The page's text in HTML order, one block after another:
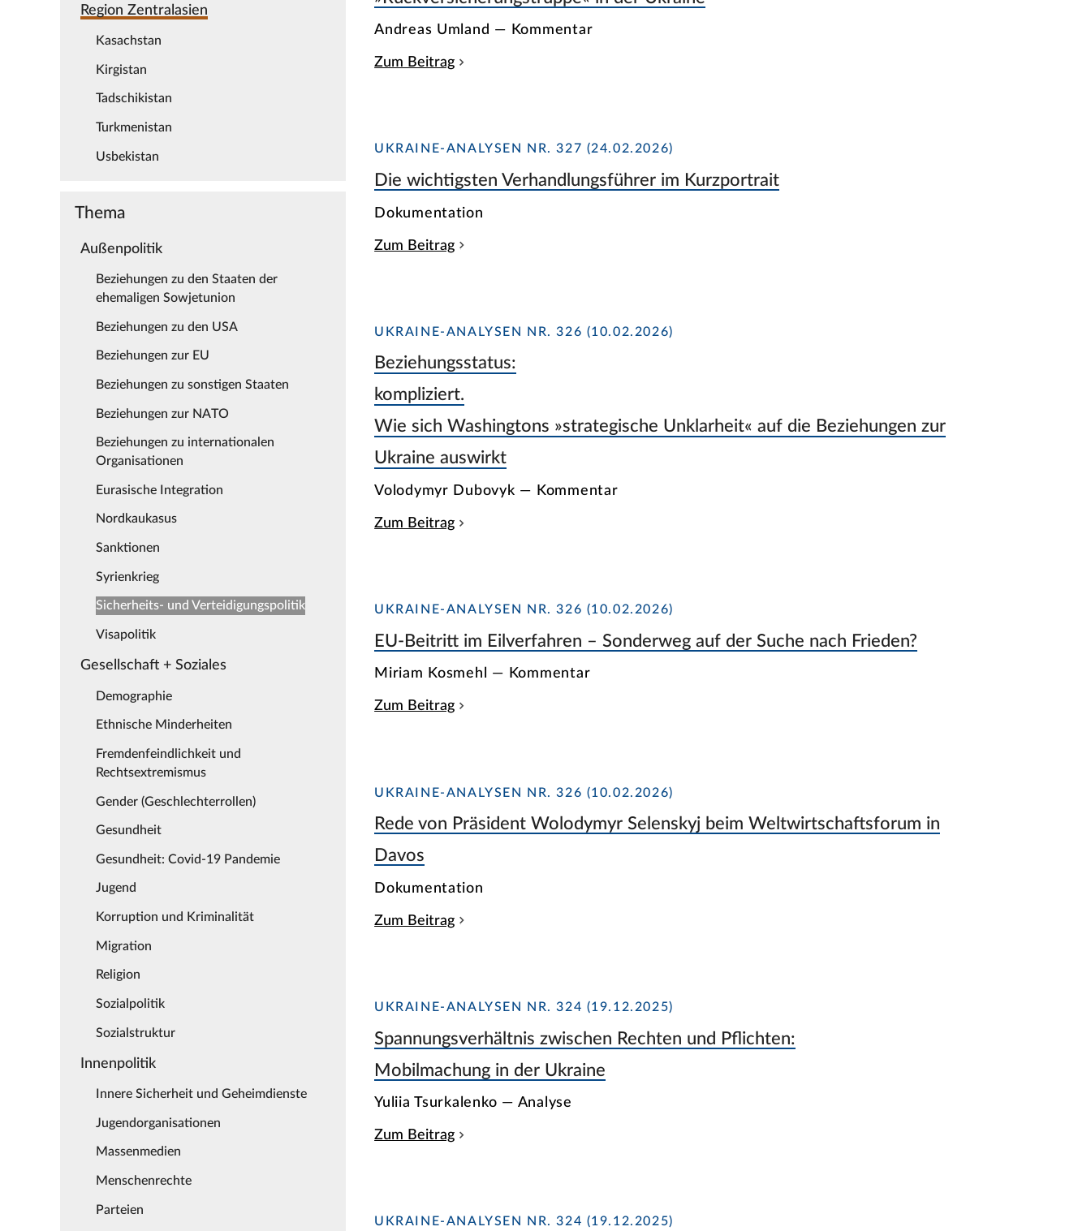
Region Zentralasien
Kasachstan
Kirgistan
Tadschikistan
Turkmenistan
Usbekistan
Thema
Außenpolitik
Beziehungen zu den Staaten der
ehemaligen Sowjetunion
Beziehungen zu den USA
Beziehungen zur EU
Beziehungen zu sonstigen Staaten
Beziehungen zur NATO
Beziehungen zu internationalen
Organisationen
Eurasische Integration
Nordkaukasus
Sanktionen
Syrienkrieg
Sicherheits- und Verteidigungspolitik
Visapolitik
Gesellschaft + Soziales
Demographie
Ethnische Minderheiten
Fremdenfeindlichkeit und
Rechtsextremismus
Gender (Geschlechterrollen)
Gesundheit
Gesundheit: Covid-19 Pandemie
Jugend
Korruption und Kriminalität
Migration
Religion
Sozialpolitik
Sozialstruktur
Innenpolitik
Innere Sicherheit und Geheimdienste
Jugendorganisationen
Massenmedien
Menschenrechte
Parteien
Andreas Umland — Kommentar
Zum Beitrag
UKRAINE-ANALYSEN NR. 327 (24.02.2026)
Die wichtigsten Verhandlungsführer im Kurzportrait
Dokumentation
Zum Beitrag
UKRAINE-ANALYSEN NR. 326 (10.02.2026)
Beziehungsstatus:
kompliziert.
Wie sich Washingtons »strategische Unklarheit« auf die Beziehungen zur
Ukraine auswirkt
Volodymyr Dubovyk — Kommentar
Zum Beitrag
UKRAINE-ANALYSEN NR. 326 (10.02.2026)
EU-Beitritt im Eilverfahren – Sonderweg auf der Suche nach Frieden?
Miriam Kosmehl — Kommentar
Zum Beitrag
UKRAINE-ANALYSEN NR. 326 (10.02.2026)
Rede von Präsident Wolodymyr Selenskyj beim Weltwirtschaftsforum in
Davos
Dokumentation
Zum Beitrag
UKRAINE-ANALYSEN NR. 324 (19.12.2025)
Spannungsverhältnis zwischen Rechten und Pflichten:
Mobilmachung in der Ukraine
Yuliia Tsurkalenko — Analyse
Zum Beitrag
UKRAINE-ANALYSEN NR. 324 (19.12.2025)